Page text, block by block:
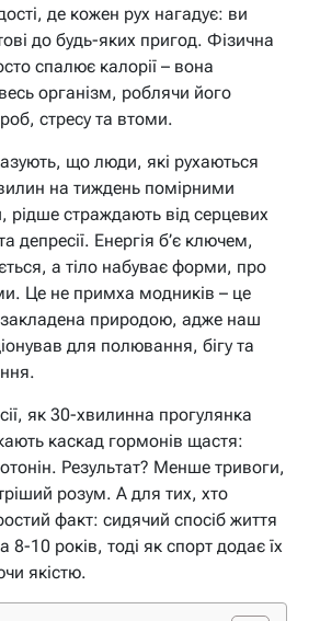
де кожен рух нагадує: ви
до будь-яких пригод. Фізична
спалює калорії – вона
організм, роблячи його
стресу та втоми.
що люди, які рухаються
на тиждень помірними
страждають від серцевих
депресії. Енергія б’є ключем,
а тіло набуває форми, про
Це не примха модників – це
природою, адже наш
для полювання, бігу та
як 30-хвилинна прогулянка
каскад гормонів щастя:
Результат? Менше тривоги,
розум. А для тих, хто
факт: сидячий спосіб життя
8-10 років, тоді як спорт додає їх
якістю.